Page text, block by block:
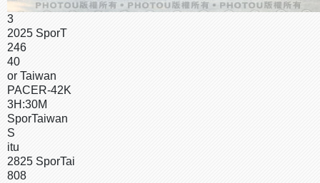
3
2025 SporT
246
40
or Taiwan
PACER-42K
3H:30M
SporTaiwan
S
itu
2825 SporTai
808